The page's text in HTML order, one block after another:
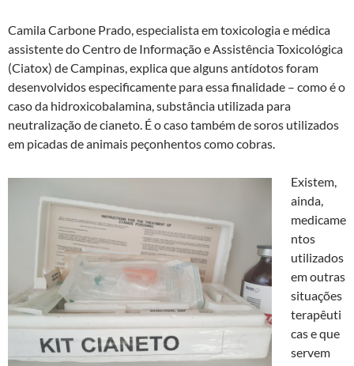
Camila Carbone Prado, especialista em toxicologia e médica
assistente do Centro de Informação e Assistência Toxicológica
(Ciatox) de Campinas, explica que alguns antídotos foram
desenvolvidos especificamente para essa finalidade – como é o
caso da hidroxicobalamina, substância utilizada para
neutralização de cianeto. É o caso também de soros utilizados
em picadas de animais peçonhentos como cobras.
Existem,
ainda,
medicame
ntos
utilizados
em outras
situações
terapêuti
cas e que
servem